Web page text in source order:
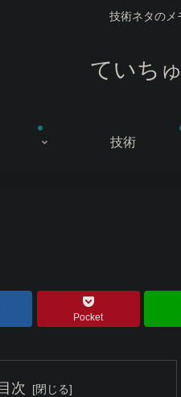
技術ネタのメ
ていち
技術
Pocket
次